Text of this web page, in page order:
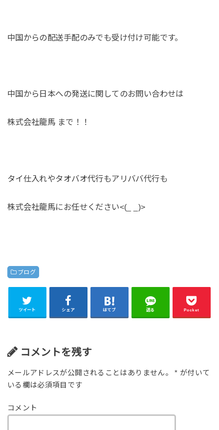
中国からの配送手配のみでも受け付け可能です。
中国から日本への発送に関してのお問い合わせは
株式会社龍馬 まで！！
タイ仕入れやタオバオ代行もアリババ代行も
株式会社龍馬にお任せください<(_ _)>
ブログ
ツイート シェア はてブ 送る Pocket
コメントを残す
メールアドレスが公開されることはありません。 * が付いて
いる欄は必須項目です
コメント